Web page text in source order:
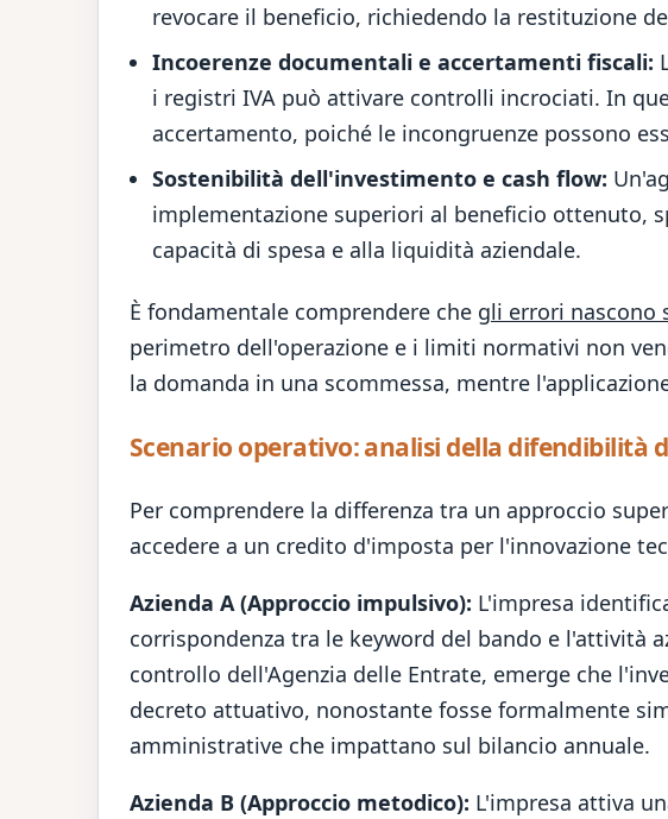
revocare il beneficio, richiedendo la restituzione
Incoerenze documentali e accertamenti fiscali:
i registri IVA può attivare controlli incrociati. In
accertamento, poiché le incongruenze possono
Sostenibilità dell'investimento e cash flow:
implementazione superiori al beneficio ottenuto,
capacità di spesa e alla liquidità aziendale.
È fondamentale comprendere che gli errori nascono
perimetro dell'operazione e i limiti normativi non
la domanda in una scommessa, mentre
Scenario operativo: analisi della difendibilità
Per comprendere la differenza tra un approccio
accedere a un credito d'imposta per l'innovazione
Azienda A (Approccio impulsivo): L'impresa
corrispondenza tra le keyword del bando e l'attività
controllo dell'Agenzia delle Entrate, emerge che
decreto attuativo, nonostante fosse formalmente
amministrative che impattano sul bilancio annuale.
Azienda B (Approccio metodico): L'impresa attiva